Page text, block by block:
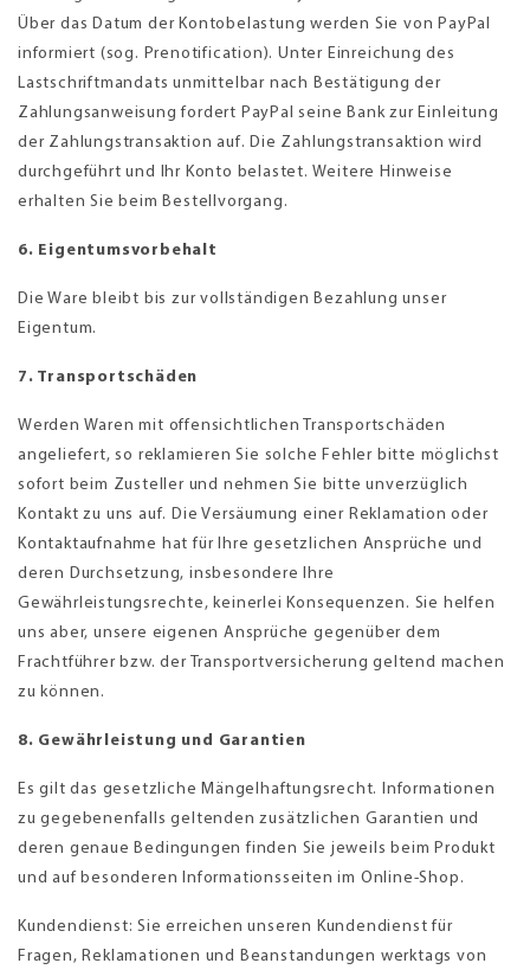
Über das Datum der Kontobelastung werden Sie von PayPal
informiert (sog. Prenotification). Unter Einreichung des
Lastschriftmandats unmittelbar nach Bestätigung der
Zahlungsanweisung fordert PayPal seine Bank zur Einleitung
der Zahlungstransaktion auf. Die Zahlungstransaktion wird
durchgeführt und Ihr Konto belastet. Weitere Hinweise
erhalten Sie beim Bestellvorgang.
6. Eigentumsvorbehalt
Die Ware bleibt bis zur vollständigen Bezahlung unser
Eigentum.
7. Transportschäden
Werden Waren mit offensichtlichen Transportschäden
angeliefert, so reklamieren Sie solche Fehler bitte möglichst
sofort beim Zusteller und nehmen Sie bitte unverzüglich
Kontakt zu uns auf. Die Versäumung einer Reklamation oder
Kontaktaufnahme hat für Ihre gesetzlichen Ansprüche und
deren Durchsetzung, insbesondere Ihre
Gewährleistungsrechte, keinerlei Konsequenzen. Sie helfen
uns aber, unsere eigenen Ansprüche gegenüber dem
Frachtführer bzw. der Transportversicherung geltend machen
zu können.
8. Gewährleistung und Garantien
Es gilt das gesetzliche Mängelhaftungsrecht. Informationen
zu gegebenenfalls geltenden zusätzlichen Garantien und
deren genaue Bedingungen finden Sie jeweils beim Produkt
und auf besonderen Informationsseiten im Online-Shop.
Kundendienst: Sie erreichen unseren Kundendienst für
Fragen, Reklamationen und Beanstandungen werktags von